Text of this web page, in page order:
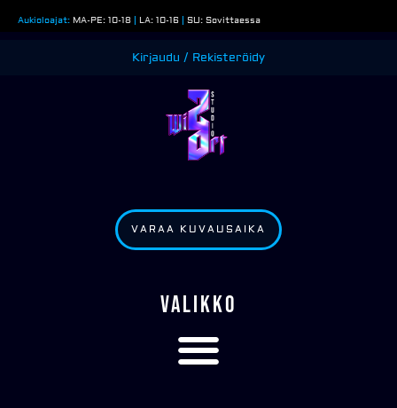
sisältöön
Aukioloajat: MA-PE: 10-18 | LA: 10-16 | SU: Sovittaessa
Kirjaudu / Rekisteröidy
VARAA KUVAUSAIKA
VALIKKO